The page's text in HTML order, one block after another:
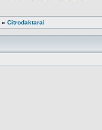
» Citrodaktarai